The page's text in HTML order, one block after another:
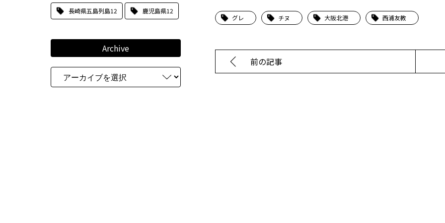
長崎県五島列島12 鹿児島県12
Archive
グレ チヌ 大阪北港 西浦友教
前の記事